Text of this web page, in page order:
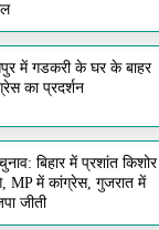
में गडकरी के घर के बाहर
का प्रदर्शन
बिहार में प्रशांत किशोर
MP में कांग्रेस, गुजरात में
जीती